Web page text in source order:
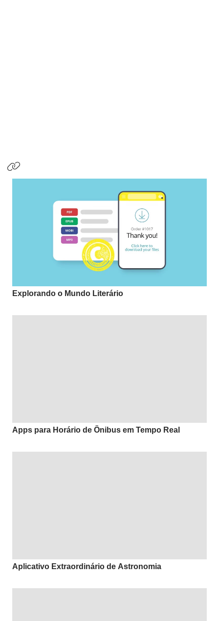
Explorando o Mundo Literário
Apps para Horário de Ônibus em Tempo Real
Aplicativo Extraordinário de Astronomia